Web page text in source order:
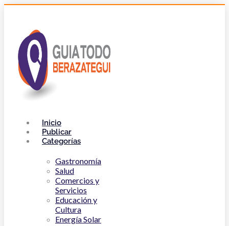
Inicio
Publicar
Categorías
Gastronomía
Salud
Comercios y
Servicios
Educación y
Cultura
Energía Solar